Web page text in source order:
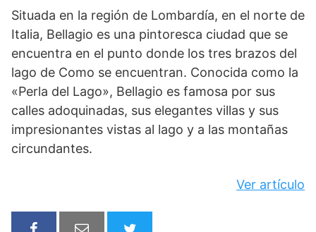
Situada en la región de Lombardía, en el norte de
Italia, Bellagio es una pintoresca ciudad que se
encuentra en el punto donde los tres brazos del
lago de Como se encuentran. Conocida como la
«Perla del Lago», Bellagio es famosa por sus
calles adoquinadas, sus elegantes villas y sus
impresionantes vistas al lago y a las montañas
circundantes.
Ver artículo